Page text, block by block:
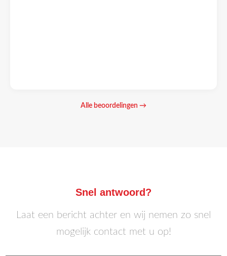
Alle beoordelingen →
Snel antwoord?
Laat een bericht achter en wij nemen zo snel
mogelijk contact met u op!